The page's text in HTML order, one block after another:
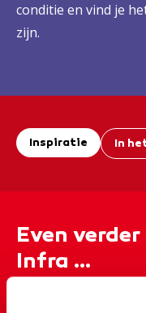
conditie en vind je
zijn.
Inspiratie In
Even
Infra ...